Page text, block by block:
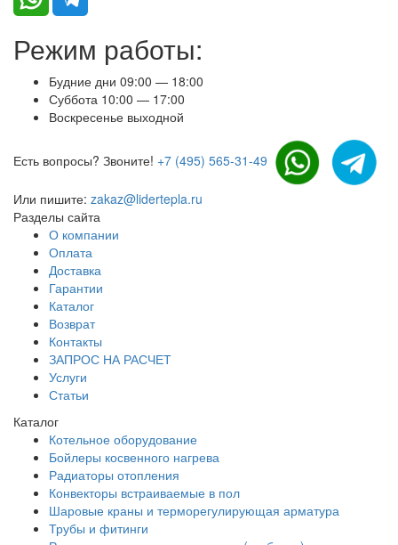
Режим работы:
Будние дни 09:00 — 18:00
Суббота 10:00 — 17:00
Воскресенье выходной
Есть вопросы? Звоните! +7 (495) 565-31-49
Или пишите: zakaz@lidertepla.ru
Разделы сайта
О компании
Оплата
Доставка
Гарантии
Каталог
Возврат
Контакты
ЗАПРОС НА РАСЧЕТ
Услуги
Статьи
Каталог
Котельное оборудование
Бойлеры косвенного нагрева
Радиаторы отопления
Конвекторы встраиваемые в пол
Шаровые краны и терморегулирующая арматура
Трубы и фитинги